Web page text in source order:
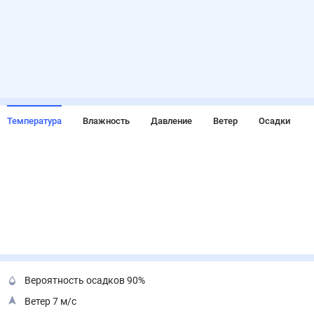
Температура Влажность Давление Ветер Осадки
Вероятность осадков 90%
Ветер 7 м/с